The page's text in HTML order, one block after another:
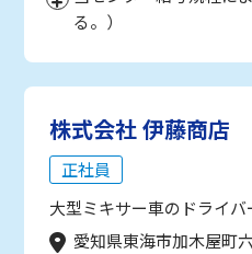
る。）
株式会社 伊藤商店
正社員
大型ミキサー車のドライバ
愛知県東海市加木屋町